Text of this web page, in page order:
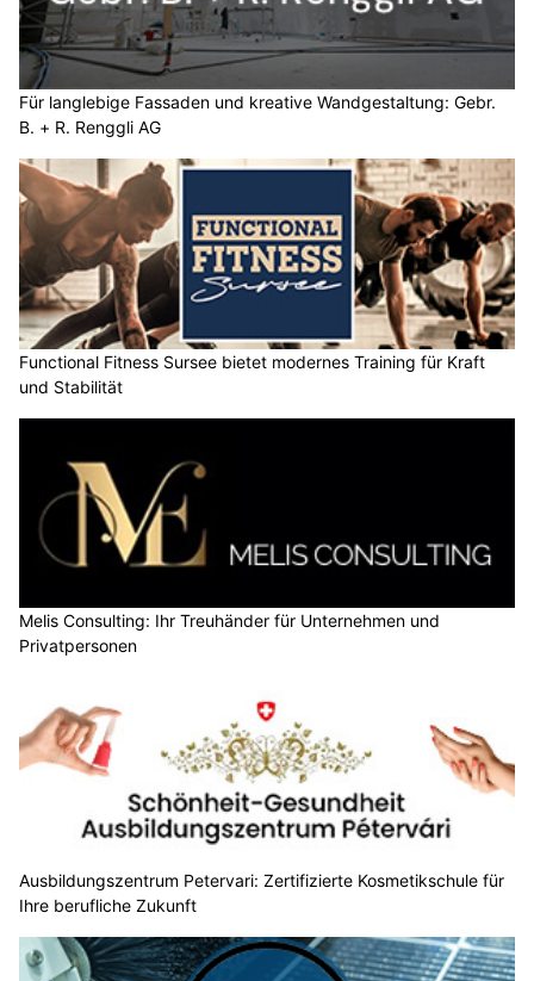
Für langlebige Fassaden und kreative Wandgestaltung: Gebr.
B. + R. Renggli AG
Functional Fitness Sursee bietet modernes Training für Kraft
und Stabilität
Melis Consulting: Ihr Treuhänder für Unternehmen und
Privatpersonen
Ausbildungszentrum Petervari: Zertifizierte Kosmetikschule für
Ihre berufliche Zukunft